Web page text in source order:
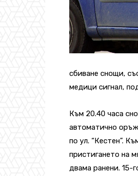
сбиване снощи,
медици сигнал,
Към 20.40 часа
автоматично
по ул. “Кестен”.
пристигането на
двама ранени. 15-